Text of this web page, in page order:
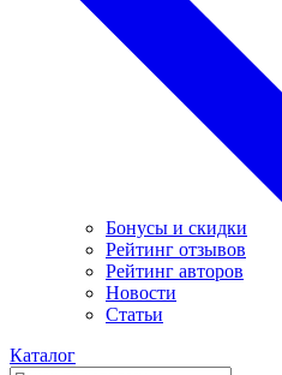
Бонусы и скидки
Рейтинг отзывов
Рейтинг авторов
Новости
Статьи
Каталог